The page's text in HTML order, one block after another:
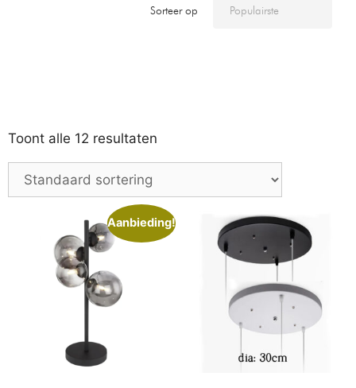
Sorteer op
Toont alle 12 resultaten
Aanbieding!